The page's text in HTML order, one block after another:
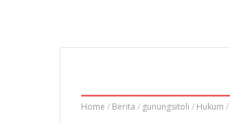
Home / Berita / gunungsitoli / Hukum /